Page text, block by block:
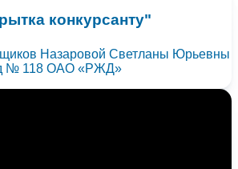
конкурсанту"
Назаровой Светланы Юрьевны
№ 118 ОАО «РЖД»